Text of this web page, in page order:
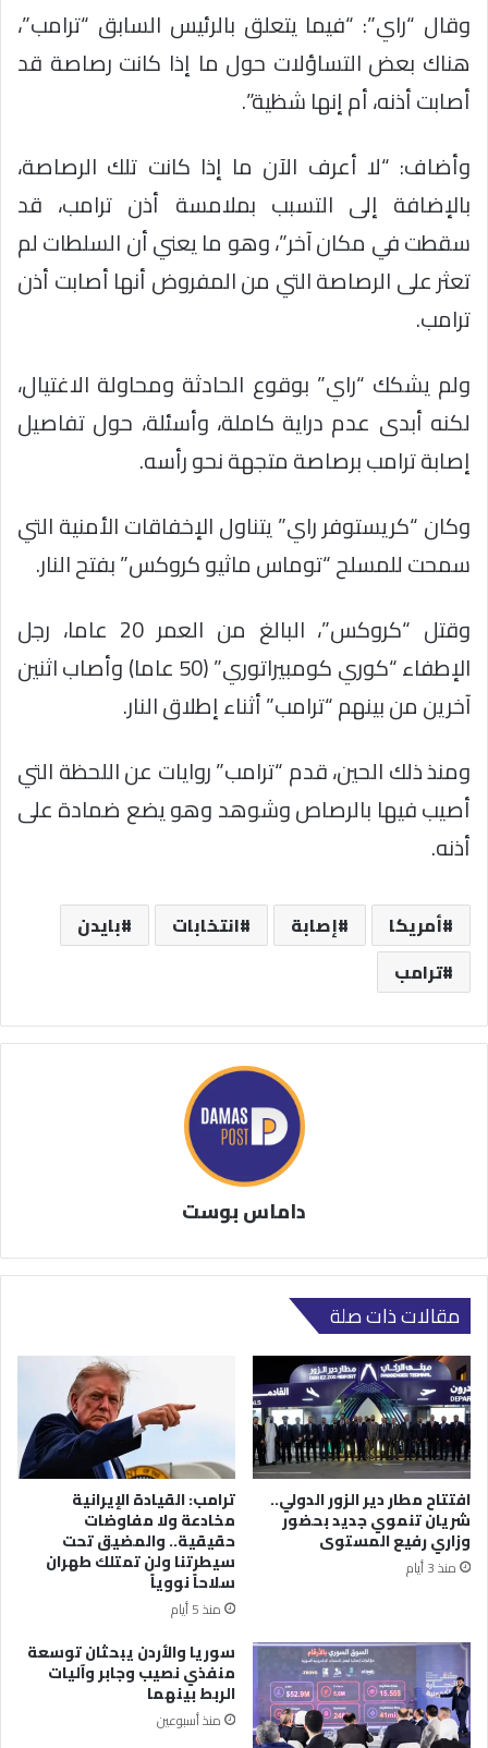
وقال “راي”: “فيما يتعلق بالرئيس السابق “ترامب”،
هناك بعض التساؤلات حول ما إذا كانت رصاصة قد
أصابت أذنه، أم إنها شظية”.
وأضاف: “لا أعرف الآن ما إذا كانت تلك الرصاصة،
بالإضافة إلى التسبب بملامسة أذن ترامب، قد
سقطت في مكان آخر”، وهو ما يعني أن السلطات لم
تعثر على الرصاصة التي من المفروض أنها أصابت أذن
ترامب.
ولم يشكك “راي” بوقوع الحادثة ومحاولة الاغتيال،
لكنه أبدى عدم دراية كاملة، وأسئلة، حول تفاصيل
إصابة ترامب برصاصة متجهة نحو رأسه.
وكان “كريستوفر راي” يتناول الإخفاقات الأمنية التي
سمحت للمسلح “توماس ماثيو كروكس” بفتح النار.
وقتل “كروكس”، البالغ من العمر 20 عاما، رجل
الإطفاء “كوري كومبيراتوري” (50 عاما) وأصاب اثنين
آخرين من بينهم “ترامب” أثناء إطلاق النار.
ومنذ ذلك الحين، قدم “ترامب” روايات عن اللحظة التي
أصيب فيها بالرصاص وشوهد وهو يضع ضمادة على
أذنه.
أمريكا إصابة انتخابات
بايدن
ترامب
داماس بوست
مقالات ذات صلة
افتتاح مطار دير الزور الدولي..
شريان تنموي جديد بحضور
وزاري رفيع المستوى
منذ 3 أيام
ترامب: القيادة الإيرانية
مخادعة ولا مفاوضات
حقيقية.. والمضيق تحت
سيطرتنا ولن تمتلك طهران
سلاحاً نووياً
منذ 5 أيام
سوريا والأردن يبحثان توسعة
منفذي نصيب وجابر وآليات
الربط بينهما
منذ أسبوعين